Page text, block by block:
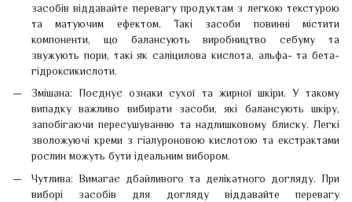
засобів віддавайте перевагу продуктам з легкою текстурою
та матуючим ефектом. Такі засоби повинні містити
компоненти, що балансують виробництво себуму та
звужують пори, такі як саліцилова кислота, альфа- та бета-
гідроксикислоти.
Змішана: Поєднує ознаки сухої та жирної шкіри. У такому
випадку важливо вибирати засоби, які балансують шкіру,
запобігаючи пересушуванню та надлишковому блиску. Легкі
зволожуючі креми з гіалуроновою кислотою та екстрактами
рослин можуть бути ідеальним вибором.
Чутлива: Вимагає дбайливого та делікатного догляду. При
виборі засобів для догляду віддавайте перевагу